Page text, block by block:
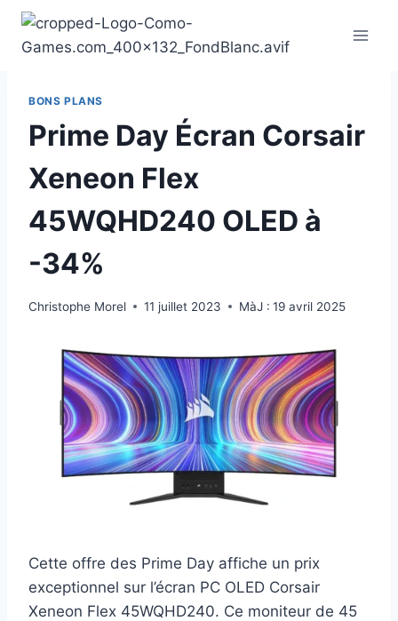
Aller
contenu
BONS PLANS
Prime Day Écran Corsair
Xeneon Flex
45WQHD240 OLED à
-34%
Christophe Morel 11 juillet 2023 MàJ : 19 avril 2025
Cette offre des Prime Day affiche un prix
exceptionnel sur l’écran PC OLED Corsair
Xeneon Flex 45WQHD240. Ce moniteur de 45